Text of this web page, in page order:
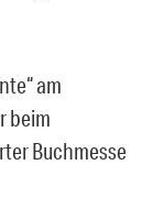
am
beim
Buchmesse